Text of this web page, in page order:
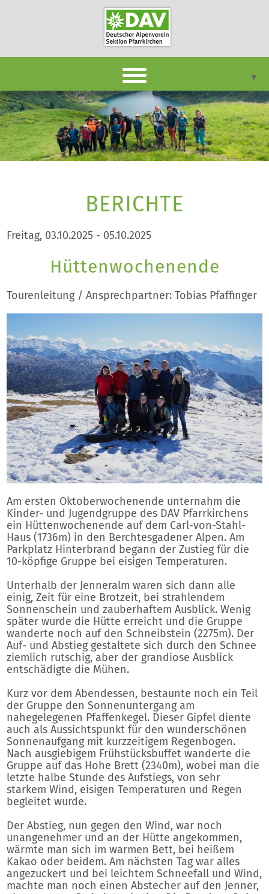
▼
DAVpan
Termine
Berichte
Infothek
BERICHTE
Freitag, 03.10.2025 - 05.10.2025
Hüttenwochenende
Tourenleitung / Ansprechpartner: Tobias Pfaffinger
Am ersten Oktoberwochenende unternahm die
Kinder- und Jugendgruppe des DAV Pfarrkirchens
ein Hüttenwochenende auf dem Carl-von-Stahl-
Haus (1736m) in den Berchtesgadener Alpen. Am
Parkplatz Hinterbrand begann der Zustieg für die
10-köpfige Gruppe bei eisigen Temperaturen.
Unterhalb der Jenneralm waren sich dann alle
einig, Zeit für eine Brotzeit, bei strahlendem
Sonnenschein und zauberhaftem Ausblick. Wenig
später wurde die Hütte erreicht und die Gruppe
wanderte noch auf den Schneibstein (2275m). Der
Auf- und Abstieg gestaltete sich durch den Schnee
ziemlich rutschig, aber der grandiose Ausblick
entschädigte die Mühen.
Kurz vor dem Abendessen, bestaunte noch ein Teil
der Gruppe den Sonnenuntergang am
nahegelegenen Pfaffenkegel. Dieser Gipfel diente
auch als Aussichtspunkt für den wunderschönen
Sonnenaufgang mit kurzzeitigem Regenbogen.
Nach ausgiebigem Frühstücksbuffet wanderte die
Gruppe auf das Hohe Brett (2340m), wobei man die
letzte halbe Stunde des Aufstiegs, von sehr
starkem Wind, eisigen Temperaturen und Regen
begleitet wurde.
Der Abstieg, nun gegen den Wind, war noch
unangenehmer und an der Hütte angekommen,
wärmte man sich im warmen Bett, bei heißem
Kakao oder beidem. Am nächsten Tag war alles
angezuckert und bei leichtem Schneefall und Wind,
machte man noch einen Abstecher auf den Jenner,